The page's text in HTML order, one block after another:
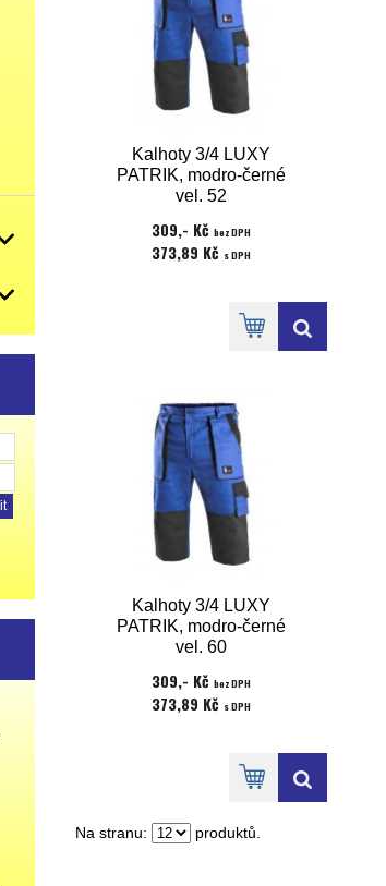
Kalhoty 3/4 LUXY
PATRIK, modro-černé
vel. 52
309,- Kčbez DPH
373,89 Kč s DPH
Kalhoty 3/4 LUXY
PATRIK, modro-černé
vel. 60
309,- Kčbez DPH
373,89 Kč s DPH
Na stranu: produktů.